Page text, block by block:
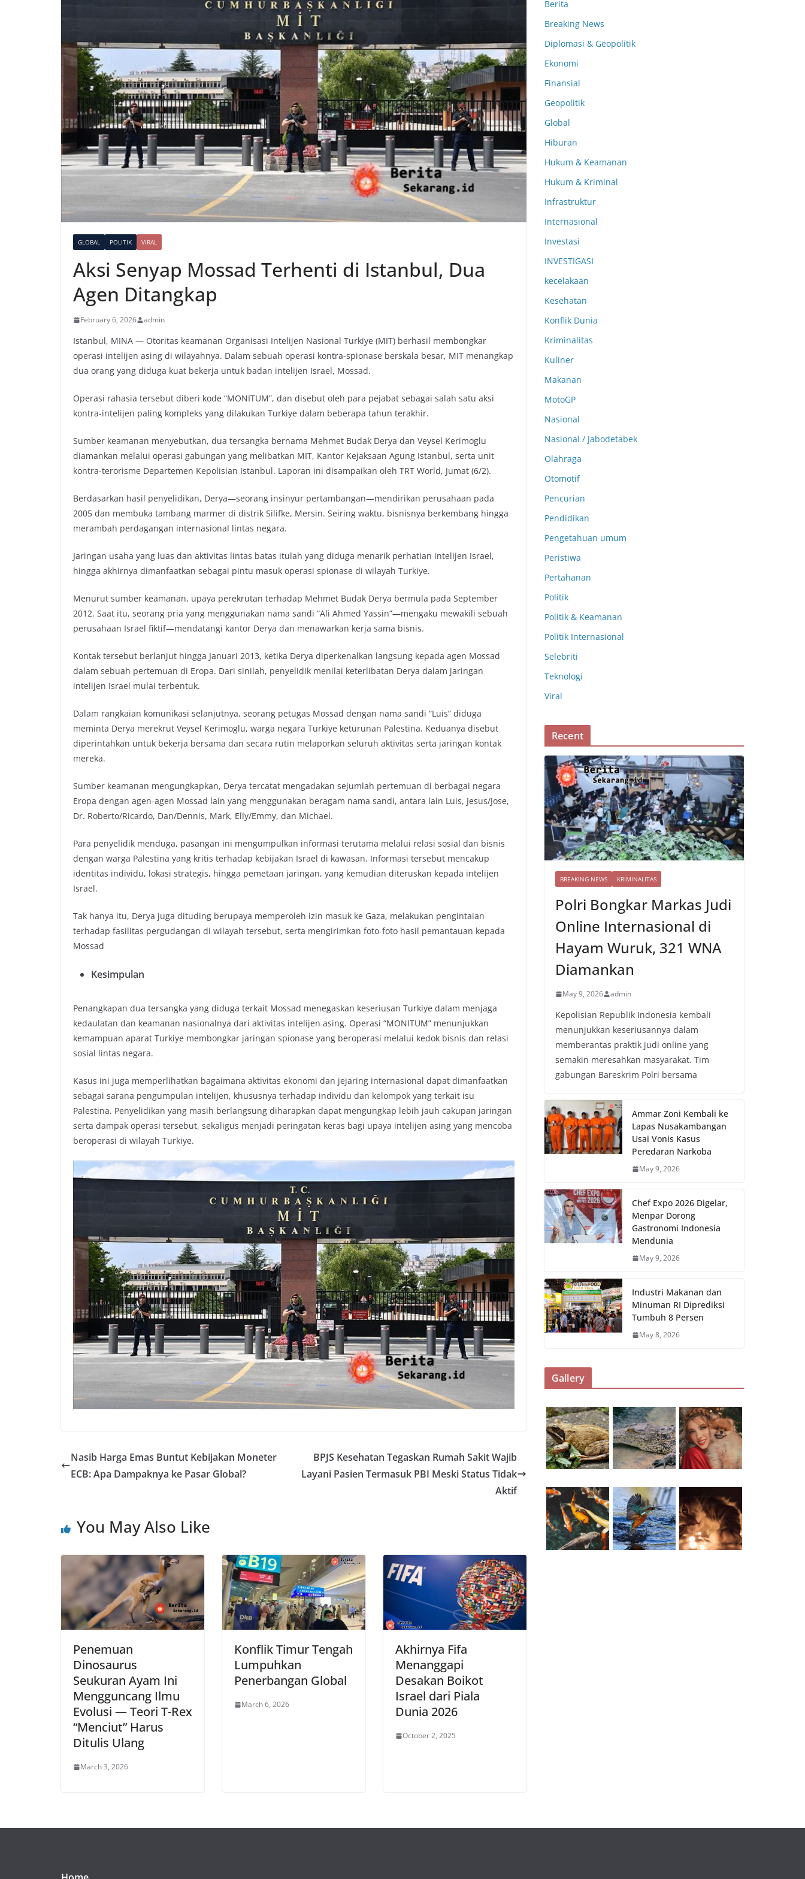
GLOBAL POLITIK VIRAL
Aksi Senyap Mossad Terhenti di Istanbul, Dua
Agen Ditangkap
February 6, 2026 admin
Istanbul, MINA — Otoritas keamanan Organisasi Intelijen Nasional Turkiye (MIT) berhasil membongkar
operasi intelijen asing di wilayahnya. Dalam sebuah operasi kontra-spionase berskala besar, MIT menangkap
dua orang yang diduga kuat bekerja untuk badan intelijen Israel, Mossad.
Operasi rahasia tersebut diberi kode “MONITUM”, dan disebut oleh para pejabat sebagai salah satu aksi
kontra-intelijen paling kompleks yang dilakukan Turkiye dalam beberapa tahun terakhir.
Sumber keamanan menyebutkan, dua tersangka bernama Mehmet Budak Derya dan Veysel Kerimoglu
diamankan melalui operasi gabungan yang melibatkan MIT, Kantor Kejaksaan Agung Istanbul, serta unit
kontra-terorisme Departemen Kepolisian Istanbul. Laporan ini disampaikan oleh TRT World, Jumat (6/2).
Berdasarkan hasil penyelidikan, Derya—seorang insinyur pertambangan—mendirikan perusahaan pada
2005 dan membuka tambang marmer di distrik Silifke, Mersin. Seiring waktu, bisnisnya berkembang hingga
merambah perdagangan internasional lintas negara.
Jaringan usaha yang luas dan aktivitas lintas batas itulah yang diduga menarik perhatian intelijen Israel,
hingga akhirnya dimanfaatkan sebagai pintu masuk operasi spionase di wilayah Turkiye.
Menurut sumber keamanan, upaya perekrutan terhadap Mehmet Budak Derya bermula pada September
2012. Saat itu, seorang pria yang menggunakan nama sandi “Ali Ahmed Yassin”—mengaku mewakili sebuah
perusahaan Israel fiktif—mendatangi kantor Derya dan menawarkan kerja sama bisnis.
Kontak tersebut berlanjut hingga Januari 2013, ketika Derya diperkenalkan langsung kepada agen Mossad
dalam sebuah pertemuan di Eropa. Dari sinilah, penyelidik menilai keterlibatan Derya dalam jaringan
intelijen Israel mulai terbentuk.
Dalam rangkaian komunikasi selanjutnya, seorang petugas Mossad dengan nama sandi “Luis” diduga
meminta Derya merekrut Veysel Kerimoglu, warga negara Turkiye keturunan Palestina. Keduanya disebut
diperintahkan untuk bekerja bersama dan secara rutin melaporkan seluruh aktivitas serta jaringan kontak
mereka.
Sumber keamanan mengungkapkan, Derya tercatat mengadakan sejumlah pertemuan di berbagai negara
Eropa dengan agen-agen Mossad lain yang menggunakan beragam nama sandi, antara lain Luis, Jesus/Jose,
Dr. Roberto/Ricardo, Dan/Dennis, Mark, Elly/Emmy, dan Michael.
Para penyelidik menduga, pasangan ini mengumpulkan informasi terutama melalui relasi sosial dan bisnis
dengan warga Palestina yang kritis terhadap kebijakan Israel di kawasan. Informasi tersebut mencakup
identitas individu, lokasi strategis, hingga pemetaan jaringan, yang kemudian diteruskan kepada intelijen
Israel.
Tak hanya itu, Derya juga dituding berupaya memperoleh izin masuk ke Gaza, melakukan pengintaian
terhadap fasilitas pergudangan di wilayah tersebut, serta mengirimkan foto-foto hasil pemantauan kepada
Mossad
Kesimpulan
Penangkapan dua tersangka yang diduga terkait Mossad menegaskan keseriusan Turkiye dalam menjaga
kedaulatan dan keamanan nasionalnya dari aktivitas intelijen asing. Operasi “MONITUM” menunjukkan
kemampuan aparat Turkiye membongkar jaringan spionase yang beroperasi melalui kedok bisnis dan relasi
sosial lintas negara.
Kasus ini juga memperlihatkan bagaimana aktivitas ekonomi dan jejaring internasional dapat dimanfaatkan
sebagai sarana pengumpulan intelijen, khususnya terhadap individu dan kelompok yang terkait isu
Palestina. Penyelidikan yang masih berlangsung diharapkan dapat mengungkap lebih jauh cakupan jaringan
serta dampak operasi tersebut, sekaligus menjadi peringatan keras bagi upaya intelijen asing yang mencoba
beroperasi di wilayah Turkiye.
Nasib Harga Emas Buntut Kebijakan Moneter
ECB: Apa Dampaknya ke Pasar Global?
BPJS Kesehatan Tegaskan Rumah Sakit Wajib
Layani Pasien Termasuk PBI Meski Status Tidak
Aktif
You May Also Like
Penemuan
Dinosaurus
Seukuran Ayam Ini
Mengguncang Ilmu
Evolusi — Teori T-Rex
“Menciut” Harus
Ditulis Ulang
March 3, 2026
Konflik Timur Tengah
Lumpuhkan
Penerbangan Global
March 6, 2026
Akhirnya Fifa
Menanggapi
Desakan Boikot
Israel dari Piala
Dunia 2026
October 2, 2025
Berita
Breaking News
Diplomasi & Geopolitik
Ekonomi
Finansial
Geopolitik
Global
Hiburan
Hukum & Keamanan
Hukum & Kriminal
Infrastruktur
Internasional
Investasi
INVESTIGASI
kecelakaan
Kesehatan
Konflik Dunia
Kriminalitas
Kuliner
Makanan
MotoGP
Nasional
Nasional / Jabodetabek
Olahraga
Otomotif
Pencurian
Pendidikan
Pengetahuan umum
Peristiwa
Pertahanan
Politik
Politik & Keamanan
Politik Internasional
Selebriti
Teknologi
Viral
Recent
BREAKING NEWS KRIMINALITAS
Polri Bongkar Markas Judi
Online Internasional di
Hayam Wuruk, 321 WNA
Diamankan
May 9, 2026 admin
Kepolisian Republik Indonesia kembali
menunjukkan keseriusannya dalam
memberantas praktik judi online yang
semakin meresahkan masyarakat. Tim
gabungan Bareskrim Polri bersama
Ammar Zoni Kembali ke
Lapas Nusakambangan
Usai Vonis Kasus
Peredaran Narkoba
May 9, 2026
Chef Expo 2026 Digelar,
Menpar Dorong
Gastronomi Indonesia
Mendunia
May 9, 2026
Industri Makanan dan
Minuman RI Diprediksi
Tumbuh 8 Persen
May 8, 2026
Gallery